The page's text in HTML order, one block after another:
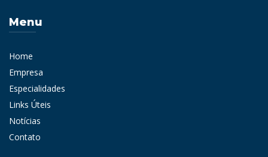
Menu
Home
Empresa
Especialidades
Links Úteis
Notícias
Contato